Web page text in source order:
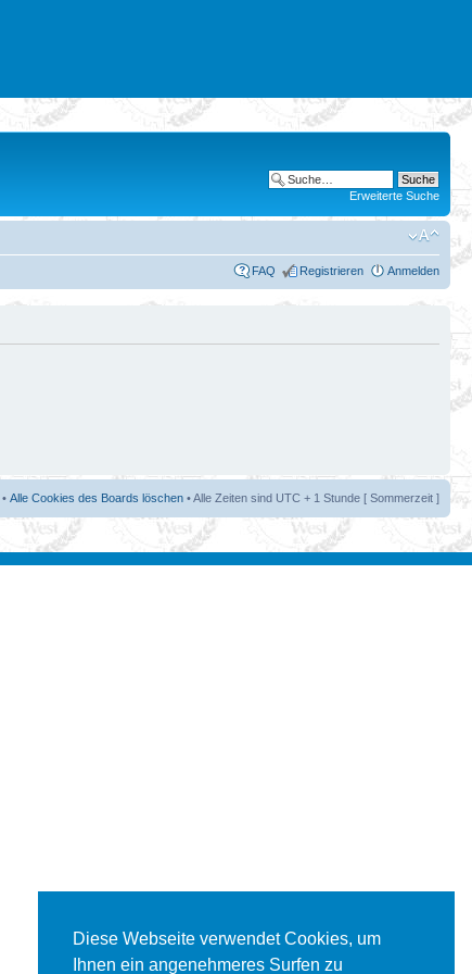
Diese Webseite verwendet Cookies, um
Ihnen ein angenehmeres Surfen zu
Erweiterte Suche
FAQ Registrieren Anmelden
• Alle Cookies des Boards löschen • Alle Zeiten sind UTC + 1 Stunde [ Sommerzeit ]